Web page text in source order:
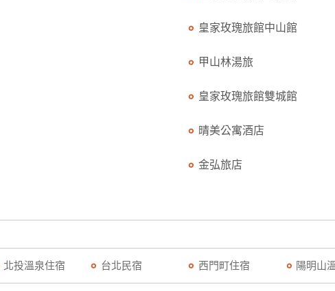
皇家玫瑰旅館中山館
甲山林湯旅
皇家玫瑰旅館雙城館
晴美公寓酒店
金弘旅店
北投溫泉住宿 台北民宿 西門町住宿 陽明山